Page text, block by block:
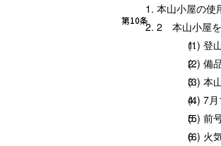
第10条
本山小屋の使
本山小屋
登
備
本
7月
前
火